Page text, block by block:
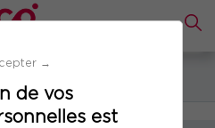
→
de vos
est